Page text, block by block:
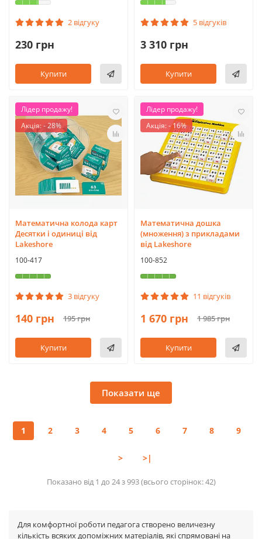
2 відгуку
230 грн
Купити
5 відгуків
3 310 грн
Купити
Лідер продажу!
Акція: - 28%
Математична колода карт
Десятки і одиниці від
Lakeshore
100-417
3 відгуку
140 грн 195 грн
Купити
Лідер продажу!
Акція: - 16%
Математична дошка
(множення) з прикладами
від Lakeshore
100-852
11 відгуків
1 670 грн 1 985 грн
Купити
Показати ще
1 2 3 4 5 6 7 8 9
> >|
Показано від 1 до 24 з 993 (всього сторінок: 42)
Для комфортної роботи педагога створено величезну
кількість всяких допоміжних матеріалів, які спрямовані на